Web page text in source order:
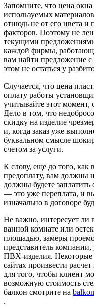
Запомните, что цена
используемых
отнюдь не от его цвета
факторов. Поэтому не
текущими
каждой фирмы,
вам найти предложение
этом не остаться у
Случается, что цена
оплату работы
учитывайте этот
Дело в том, что
скидку на изделие
и, когда заказ уже
буквальном смысле
счетом за услуги.
К слову, еще до того, как
предоплату, вам должны
должны будете
— это уже переплата, и
изначально в договоре
Не важно, интересует ли
ванной комнате или
площадью, замеры
представитель компании,
ПВХ-изделия. Некоторые
сайтах произвести
для того, чтобы клиент
возможную стоимость
балкон смотрите на
.